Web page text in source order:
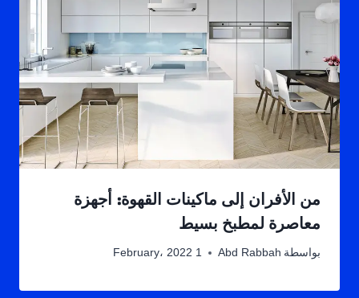
من الأفران إلى ماكينات القهوة: أجهزة
معاصرة لمطبخ بسيط
بواسطة Abd Rabbah 1 February، 2022